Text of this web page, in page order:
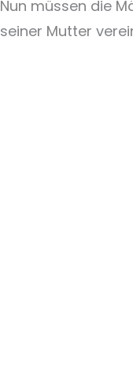
Nun müssen die
seiner Mutter